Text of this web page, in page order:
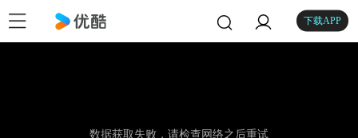
下载APP
数据获取失败，请检查网络之后重试